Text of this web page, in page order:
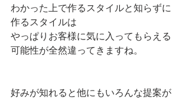
わかった上で作るスタイルと知らずに
作るスタイルは
やっぱりお客様に気に入ってもらえる
可能性が全然違ってきますね。
好みが知れると他にもいろんな提案が